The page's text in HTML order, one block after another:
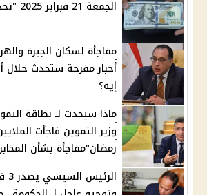
الجمعة 21 فبراير 2025 "تحديث جديد"
مفاجأة لسكان الجيزة
أخبار مفرحة ستحدث خلال
إيه؟
وزير التموين فاجأت
رمضان"مفاجأة بشأن